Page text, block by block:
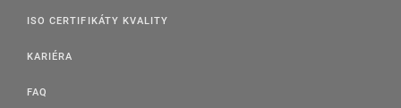
ISO CERTIFIKÁTY KVALITY
KARIÉRA
FAQ